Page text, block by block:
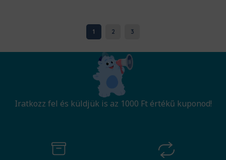
1 2 3
Iratkozz fel és küldjük is az 1000 Ft értékű kuponod!